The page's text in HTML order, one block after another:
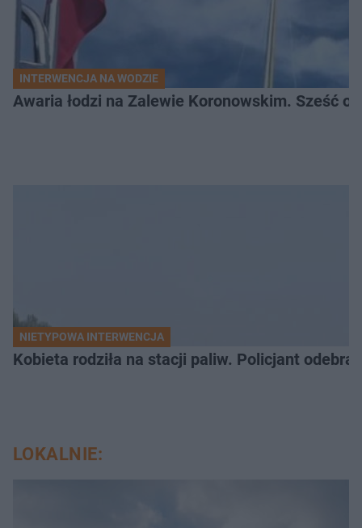
INTERWENCJA NA WODZIE
Awaria łodzi na Zalewie Koronowskim. Sześć
NIETYPOWA INTERWENCJA
Kobieta rodziła na stacji paliw. Policjant
LOKALNIE: